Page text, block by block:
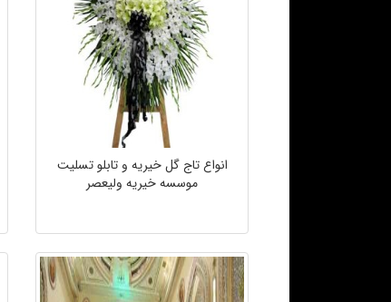
انواع تاج گل خیریه و تابلو تسلیت
موسسه خیریه ولیعصر